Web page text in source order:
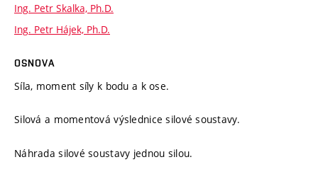
Ing. Petr Skalka, Ph.D.
Ing. Petr Hájek, Ph.D.
OSNOVA
Síla, moment síly k bodu a k ose.
Silová a momentová výslednice silové soustavy.
Náhrada silové soustavy jednou silou.